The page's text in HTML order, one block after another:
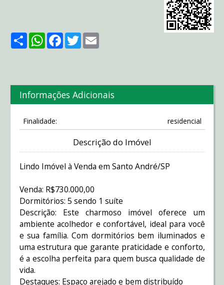
ShareWhatsApp
Facebook
Twitter
Informações Adicionais
Finalidade: residencial
Descrição do Imóvel
Lindo Imóvel à Venda em Santo André/SP
Venda: R$730.000,00
Dormitórios: 5 sendo 1 suíte
Descrição: Este charmoso imóvel oferece um
ambiente acolhedor e confortável, ideal para você
e sua família. Com dormitórios bem iluminados e
uma estrutura que garante praticidade e conforto,
é a escolha perfeita para quem busca qualidade de
vida.
Destaques: Espaço arejado e bem distribuído